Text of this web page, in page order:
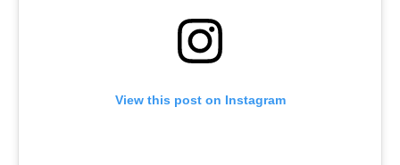
View this post on Instagram